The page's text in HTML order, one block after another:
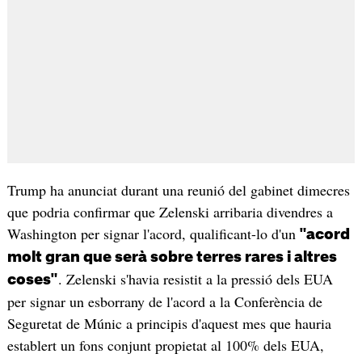
Trump ha anunciat durant una reunió del gabinet dimecres
que podria confirmar que Zelenski arribaria divendres a
Washington per signar l'acord, qualificant-lo d'un "acord
molt gran que serà sobre terres rares i altres
coses". Zelenski s'havia resistit a la pressió dels EUA
per signar un esborrany de l'acord a la Conferència de
Seguretat de Múnic a principis d'aquest mes que hauria
establert un fons conjunt propietat al 100% dels EUA,